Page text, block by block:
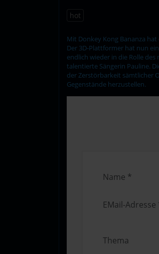
hot
Mit Donkey Kong Bananza
Der 3D-Plattformer hat nun
endlich wieder in die Rolle
talentierte Sängerin Pauline.
der Zerstörbarkeit sämtlicher
Gegenstände herzustellen.